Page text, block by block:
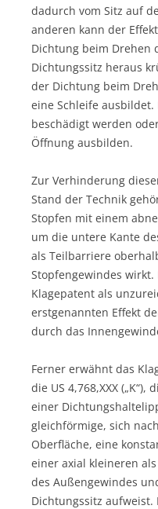
dadurch vom Sitz auf
anderen kann der
Dichtung beim Drehen
Dichtungssitz heraus
der Dichtung beim
eine Schleife
beschädigt werden
Öffnung ausbilden.
Zur Verhinderung
Stand der Technik
Stopfen mit einem
um die untere Kante
als Teilbarriere
Stopfengewindes
Klagepatent als
erstgenannten Effekt
durch das
Ferner erwähnt das
die US 4,768,XXX
einer
gleichförmige, sich
Oberfläche, eine
einer axial kleineren
des Außengewindes
Dichtungssitz aufweist.